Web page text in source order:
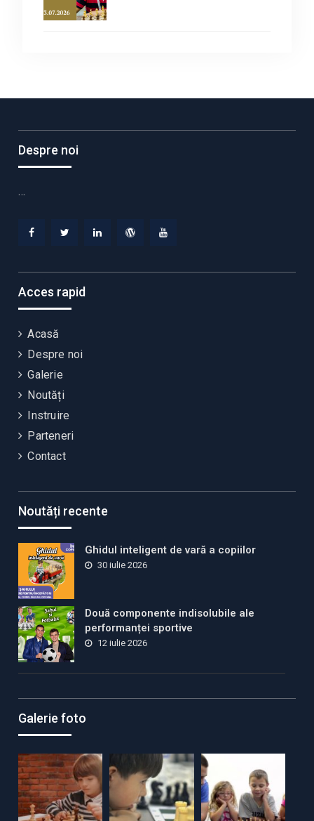
Despre noi
…
Acces rapid
Acasă
Despre noi
Galerie
Noutăți
Instruire
Parteneri
Contact
Noutăți recente
Ghidul inteligent de vară a copiilor
30 iulie 2026
Două componente indisolubile ale
performanței sportive
12 iulie 2026
Galerie foto